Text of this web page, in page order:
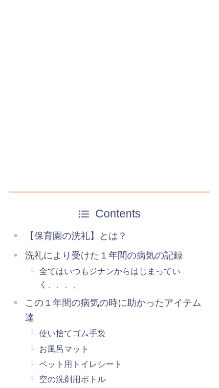
Contents
【保育園の洗礼】とは？
洗礼により受けた１年間の病気の記録
全てはいつもジナンからはじまってい
く、、、、
この１年間の病気の時に助かったアイテム
達
使い捨てゴム手袋
お風呂マット
ペット用トイレシート
空の洗剤用ボトル